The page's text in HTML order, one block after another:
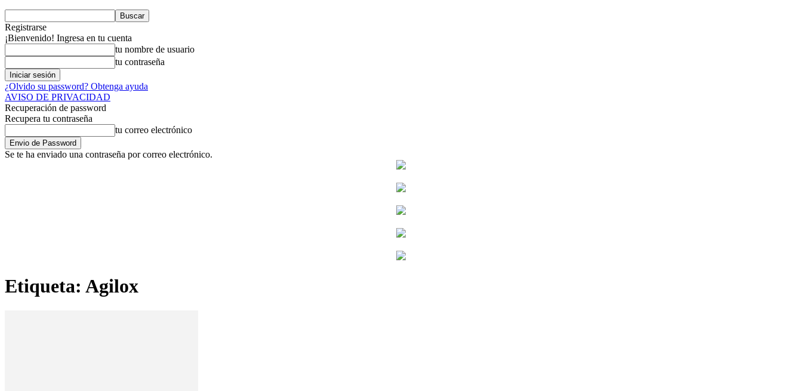
Registrarse
¡Bienvenido! Ingresa en tu cuenta
tu nombre de usuario
tu contraseña
¿Olvido su password? Obtenga ayuda
AVISO DE PRIVACIDAD
Recuperación de password
Recupera tu contraseña
tu correo electrónico
Se te ha enviado una contraseña por correo electrónico.
Etiqueta: Agilox